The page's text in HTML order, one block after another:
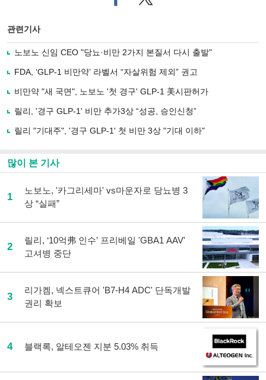
이
로
기
사
유
기
터로
관련기사
노보노 신임 CEO "당뇨·비만 2가지 본질서 다시 출발"
FDA, ‘GLP-1 비만약’ 라벨서 “자살위험 제외” 권고
비만약 "새 국면", 노보노 '첫 경구' GLP-1 美시판허가
릴리, '경구 GLP-1' 비만 추가3상 “성공, 승인신청”
릴리 "기대주", '경구 GLP-1' 첫 비만 3상 "기대 이하"
많이 본 기사
1
노보노, '카그리세마' vs마운자로 당뇨병 3
상 “실패”
2
릴리, ‘10억弗 인수’ 프리베일 'GBA1 AAV'
고셔병 중단
3
리가켐, 넥스트큐어 'B7-H4 ADC' 단독개발
권리 확보
4 블랙록, 알테오젠 지분 5.03% 취득